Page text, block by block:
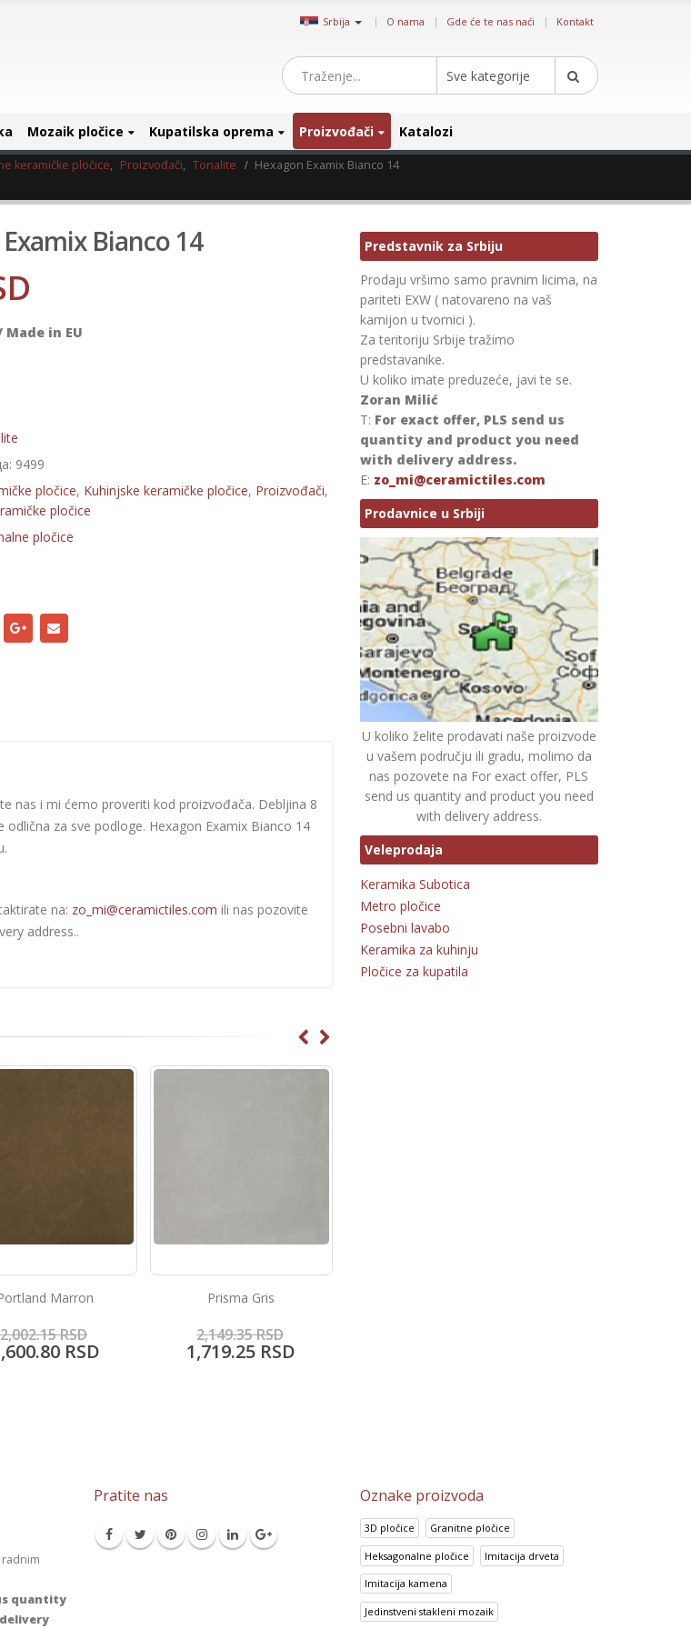
Srbija | O nama Gde će te nas naći Kontakt
Sve kategorije
Mozaik pločice Kupatilska oprema Proizvođači Katalozi
keramičke pločice, Proizvođači, Tonalite Hexagon Examix Bianco 14
Bianco 14
Made in EU
9499
pločice, Kuhinjske keramičke pločice, Proizvođači,
pločice
pločice
nas i mi ćemo proveriti kod proizvođača. Debljina 8
za sve podloge. Hexagon Examix Bianco 14
na: zo_mi@ceramictiles.com ili nas pozovite
address..
Prisma Gris
2,149.35RSD
RSD
Keope Ciottolato Rosso
9,605.95RSD
7,684.30 RSD
Predstavnik za Srbiju
Prodaju vršimo samo pravnim licima, na
pariteti EXW ( natovareno na vaš
kamijon u tvornici ).
Za teritoriju Srbije tražimo
predstavanike.
U koliko imate preduzeće, javi te se.
Zoran Milić
T: For exact offer, PLS send us
quantity and product you need
with delivery address.
E: zo_mi@ceramictiles.com
Prodavnice u Srbiji
U koliko želite prodavati naše proizvode
u vašem području ili gradu, molimo da
nas pozovete na For exact offer, PLS
send us quantity and product you need
with delivery address.
Veleprodaja
Keramika Subotica
Metro pločice
Posebni lavabo
Keramika za kuhinju
Pločice za kupatila
quantity
Pratite nas Oznake proizvoda
3D pločice Granitne pločice
Heksagonalne pločice Imitacija drveta
Imitacija kamena
Jedinstveni stakleni mozaik